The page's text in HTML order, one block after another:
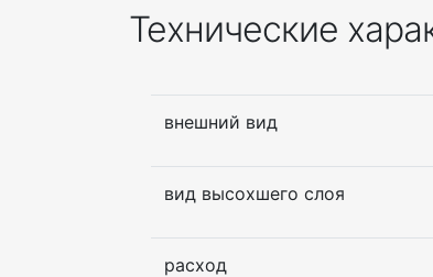
Технические
внешний вид
вид высохшего слоя
расход